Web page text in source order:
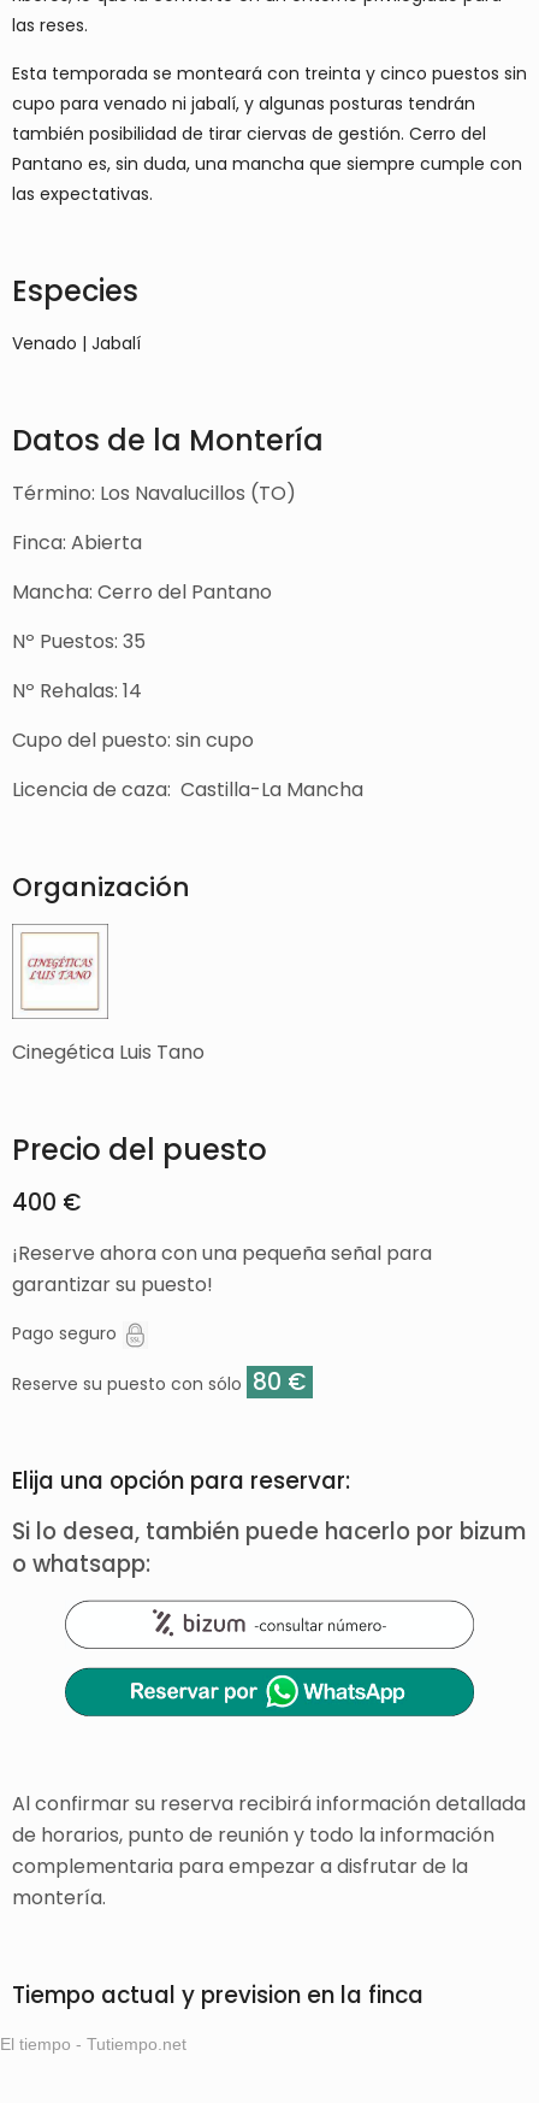
las reses.
Esta temporada se monteará con treinta y cinco puestos sin
cupo para venado ni jabalí, y algunas posturas tendrán
también posibilidad de tirar ciervas de gestión. Cerro del
Pantano es, sin duda, una mancha que siempre cumple con
las expectativas.
Especies
Venado | Jabalí
Datos de la Montería
Término: Los Navalucillos (TO)
Finca: Abierta
Mancha: Cerro del Pantano
Nº Puestos: 35
Nº Rehalas: 14
Cupo del puesto: sin cupo
Licencia de caza: Castilla-La Mancha
Organización
Cinegética Luis Tano
Precio del puesto
400 €
¡Reserve ahora con una pequeña señal para
garantizar su puesto!
Pago seguro
Reserve su puesto con sólo 80 €
Elija una opción para reservar:
Si lo desea, también puede hacerlo por bizum
o whatsapp:
Al confirmar su reserva recibirá información detallada
de horarios, punto de reunión y todo la información
complementaria para empezar a disfrutar de la
montería.
Tiempo actual y prevision en la finca
El tiempo - Tutiempo.net